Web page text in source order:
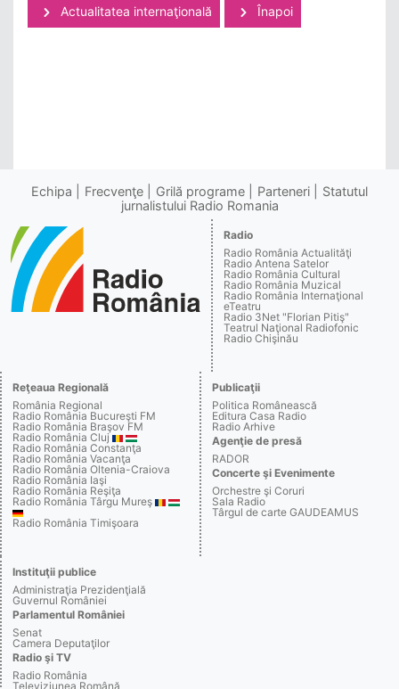
Actualitatea internaţională Înapoi
Echipa Frecvenţe Grilă programe Parteneri
Statutul
jurnalistului Radio Romania
Radio
Radio România Actualităţi
Radio Antena Satelor
Radio România Cultural
Radio România Muzical
Radio România Internaţional
eTeatru
Radio 3Net "Florian Pitiş"
Teatrul Naţional Radiofonic
Radio Chişinău
Reţeaua Regională
România Regional
Radio România Bucureşti FM
Radio România Braşov FM
Radio România Cluj
Radio România Constanţa
Radio România Vacanţa
Radio România Oltenia-Craiova
Radio România Iaşi
Radio România Reşiţa
Radio România Târgu Mureş
Radio România Timişoara
Publicaţii
Politica Românească
Editura Casa Radio
Radio Arhive
Agenţie de presă
RADOR
Concerte şi Evenimente
Orchestre şi Coruri
Sala Radio
Târgul de carte GAUDEAMUS
Instituţii publice
Administraţia Prezidenţială
Guvernul României
Parlamentul României
Senat
Camera Deputaţilor
Radio şi TV
Radio România
Televiziunea Română